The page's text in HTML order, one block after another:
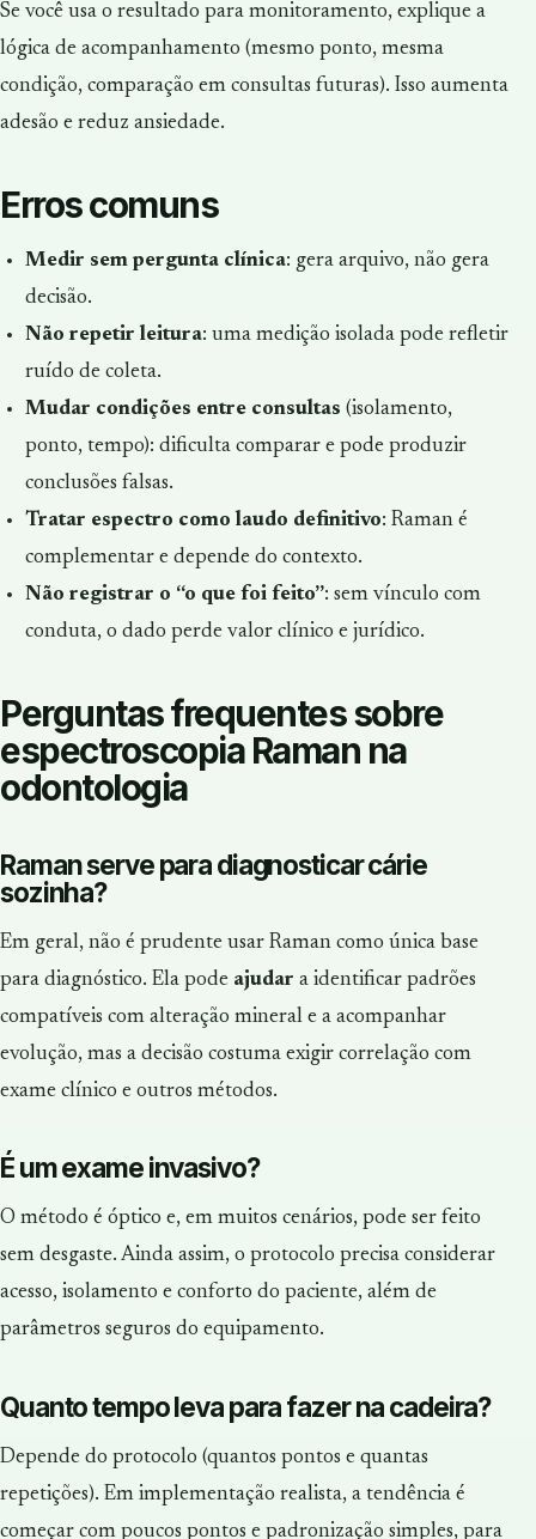
Se você usa o resultado para monitoramento, explique a
lógica de acompanhamento (mesmo ponto, mesma
condição, comparação em consultas futuras). Isso aumenta
adesão e reduz ansiedade.
Erros comuns
Medir sem pergunta clínica: gera arquivo, não gera
decisão.
Não repetir leitura: uma medição isolada pode refletir
ruído de coleta.
Mudar condições entre consultas (isolamento,
ponto, tempo): dificulta comparar e pode produzir
conclusões falsas.
Tratar espectro como laudo definitivo: Raman é
complementar e depende do contexto.
Não registrar o “o que foi feito”: sem vínculo com
conduta, o dado perde valor clínico e jurídico.
Perguntas frequentes sobre
espectroscopia Raman na
odontologia
Raman serve para diagnosticar cárie
sozinha?
Em geral, não é prudente usar Raman como única base
para diagnóstico. Ela pode ajudar a identificar padrões
compatíveis com alteração mineral e a acompanhar
evolução, mas a decisão costuma exigir correlação com
exame clínico e outros métodos.
É um exame invasivo?
O método é óptico e, em muitos cenários, pode ser feito
sem desgaste. Ainda assim, o protocolo precisa considerar
acesso, isolamento e conforto do paciente, além de
parâmetros seguros do equipamento.
Quanto tempo leva para fazer na cadeira?
Depende do protocolo (quantos pontos e quantas
repetições). Em implementação realista, a tendência é
começar com poucos pontos e padronização simples, para